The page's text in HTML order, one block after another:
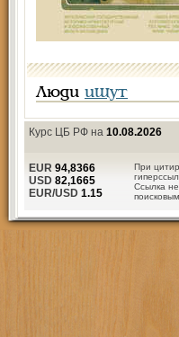
Люди ищут
Курс ЦБ РФ на 10.08.2026
При
Ссылка
EUR 94,8366
USD 82,1665
EUR/USD 1.15